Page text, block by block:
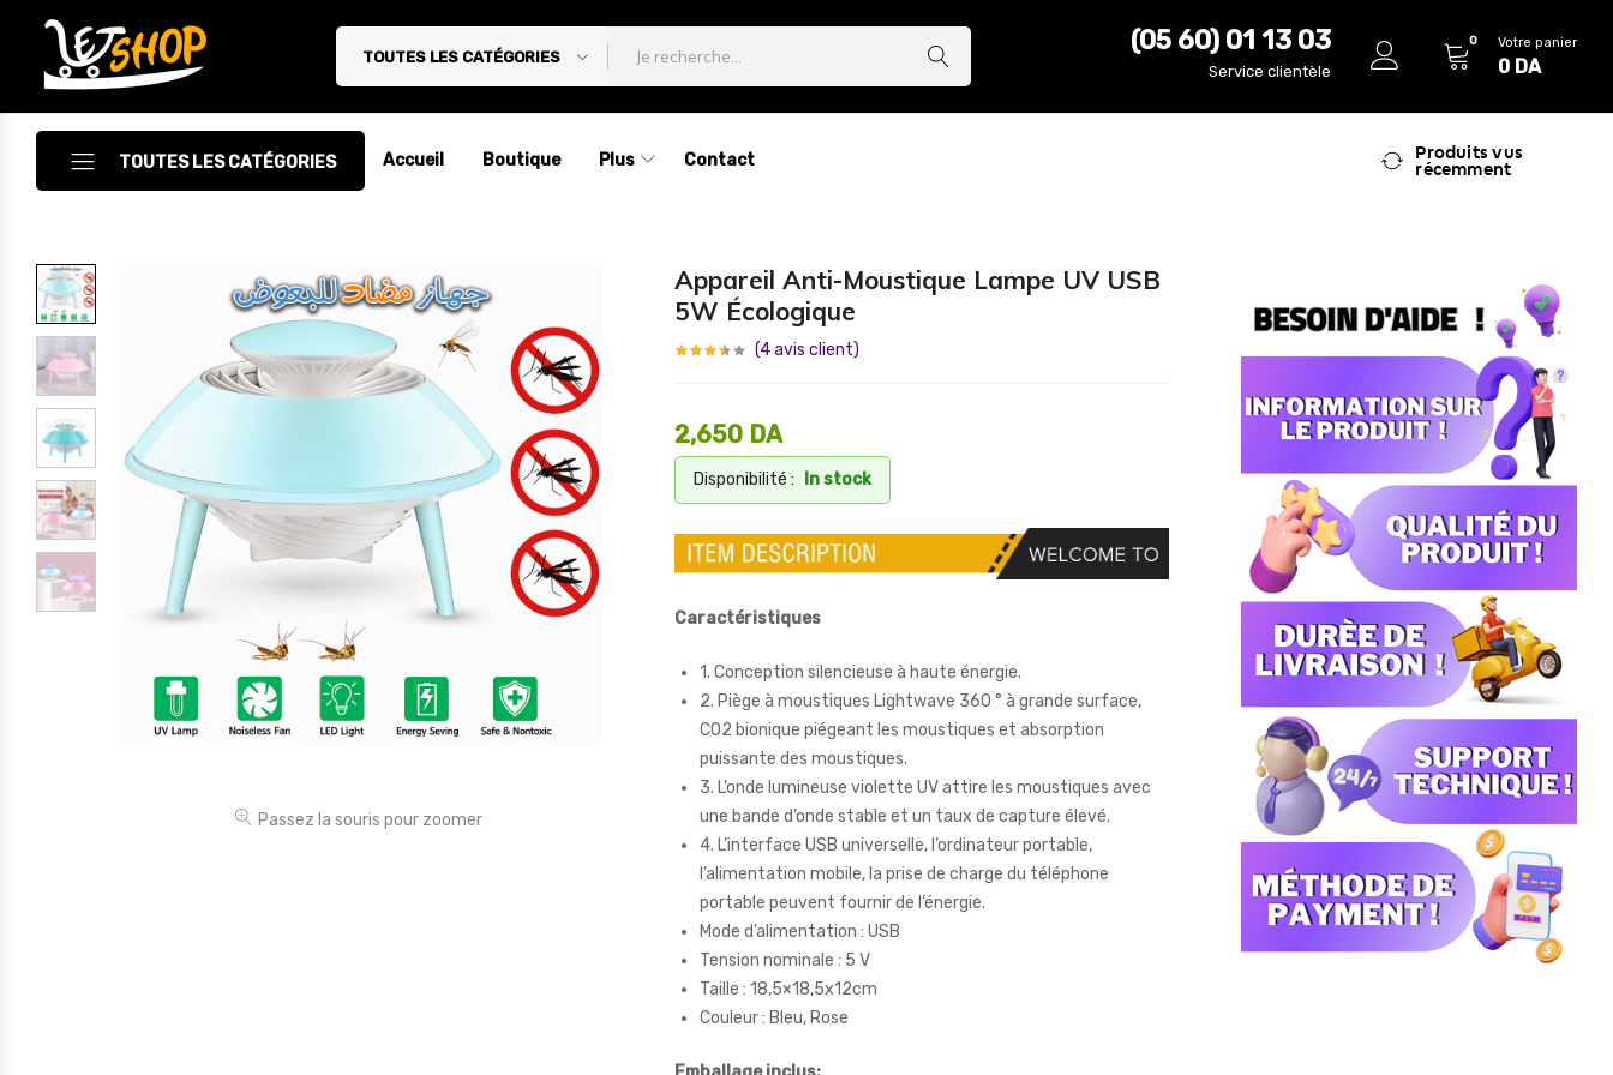
Letshop.dz
TOUTES LES CATÉGORIES
(05 60) 01 13 03
Service clientèle
0 Votre panier
0 DA
TOUTES LES CATÉGORIES
Accessoires
Accessoires Auto/Moto
Accessoires PC
Camping & Randonnée
Cuisine
Décoration
Electroménager
Électronique
Jouets
Outillages & Bricolage
Accueil Boutique Plus Contact
Produits vus
récemment
Passez la souris pour zoomer
Appareil Anti-Moustique Lampe UV USB
5W Écologique
(4avis client)
2,650 DA
Disponibilité : In stock
Caractéristiques
1. Conception silencieuse à haute énergie.
2. Piège à moustiques Lightwave 360 ° à grande surface,
CO2 bionique piégeant les moustiques et absorption
puissante des moustiques.
3. L’onde lumineuse violette UV attire les moustiques avec
une bande d’onde stable et un taux de capture élevé.
4. L’interface USB universelle, l’ordinateur portable,
l’alimentation mobile, la prise de charge du téléphone
portable peuvent fournir de l’énergie.
Mode d’alimentation : USB
Tension nominale : 5 V
Taille : 18,5×18,5x12cm
Couleur : Bleu, Rose